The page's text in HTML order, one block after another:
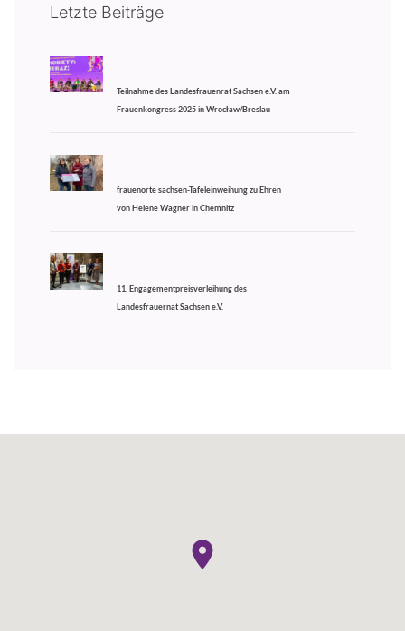
Letzte Beiträge
Teilnahme des Landesfrauenrat Sachsen e.V. am
Frauenkongress 2025 in Wrocław/Breslau
frauenorte sachsen-Tafeleinweihung zu Ehren
von Helene Wagner in Chemnitz
11. Engagementpreisverleihung des
Landesfrauernat Sachsen e.V.